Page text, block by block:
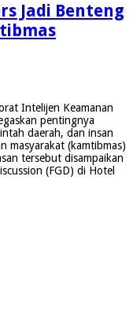
Jadi Benteng
Intelijen Keamanan
pentingnya
daerah, dan insan
masyarakat (kamtibmas)
tersebut disampaikan
(FGD) di Hotel